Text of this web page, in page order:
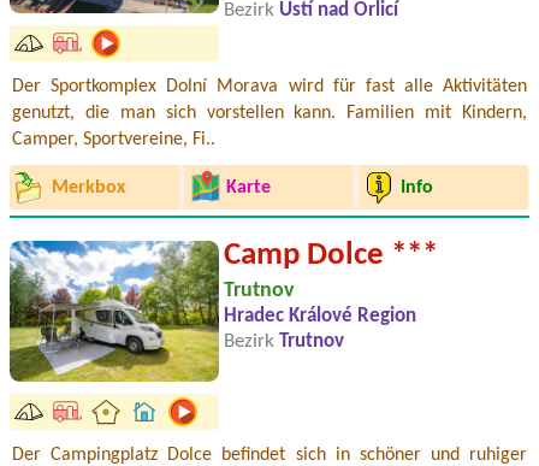
Bezirk Ústí nad Orlicí
Der Sportkomplex Dolní Morava wird für fast alle Aktivitäten
genutzt, die man sich vorstellen kann. Familien mit Kindern,
Camper, Sportvereine, Fi..
Merkbox Karte Info
Camp Dolce ***
Trutnov
Hradec Králové Region
Bezirk
Trutnov
Der Campingplatz Dolce befindet sich in schöner und ruhiger